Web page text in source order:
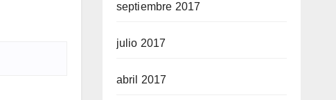
septiembre 2017
julio 2017
abril 2017